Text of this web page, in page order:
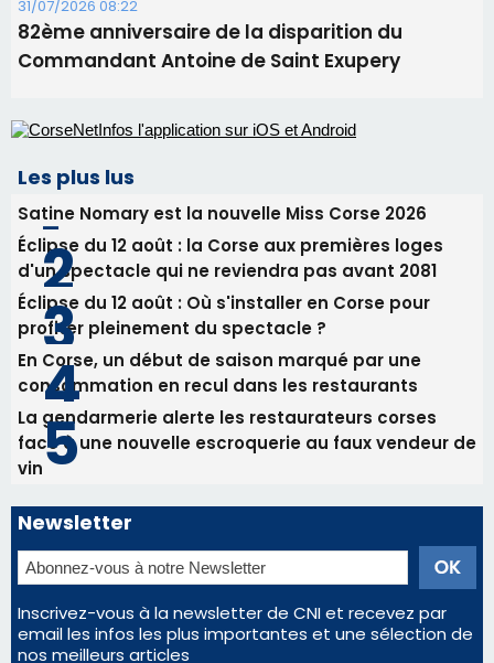
05/08/2026 09:53
Biguglia : messe de la Sainte-Marie et
procession le 14 août
Tennis - Début ce week-end du tournoi du
RCPV
31/07/2026 08:22
82ème anniversaire de la disparition du
Commandant Antoine de Saint Exupery
Les plus lus
Satine Nomary est la nouvelle Miss Corse 2026
Éclipse du 12 août : la Corse aux premières loges
d'un spectacle qui ne reviendra pas avant 2081
Éclipse du 12 août : Où s'installer en Corse pour
profiter pleinement du spectacle ?
En Corse, un début de saison marqué par une
consommation en recul dans les restaurants
La gendarmerie alerte les restaurateurs corses
face à une nouvelle escroquerie au faux vendeur de